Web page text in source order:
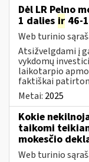
Dėl LR Pelno
1 dalies ir 46-
Web turinio
Atsižvelgdami į
vykdomų
laikotarpio
faktiškai
Metai: 2025
Kokie
taikomi
mokesčio
Web turinio